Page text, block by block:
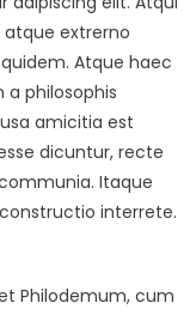
atque extrerno
Atque haec
philosophis
amicitia est
dicuntur, recte
Itaque
interrete.
Philodemum, cum